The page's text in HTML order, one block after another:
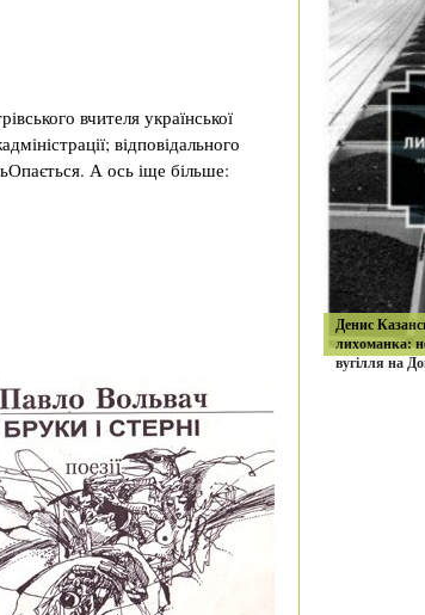
вчителя української
відповідального
А ось іще більше:
Денис
лихоманка:
вугілля на